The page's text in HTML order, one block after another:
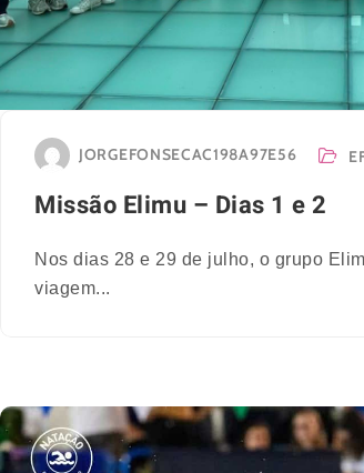
JORGEFONSECAC198A97E56
Missão Elimu – Dias 1 e 2
Nos dias 28 e 29 de julho, o grupo
viagem...